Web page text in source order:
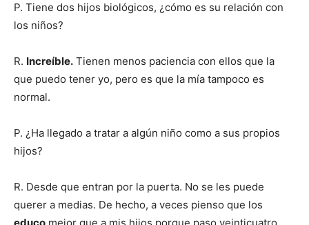
P. Tiene dos hijos biológicos, ¿cómo es su relación con
los niños?
R. Increíble. Tienen menos paciencia con ellos que la
que puedo tener yo, pero es que la mía tampoco es
normal.
P. ¿Ha llegado a tratar a algún niño como a sus propios
hijos?
R. Desde que entran por la puerta. No se les puede
querer a medias. De hecho, a veces pienso que los